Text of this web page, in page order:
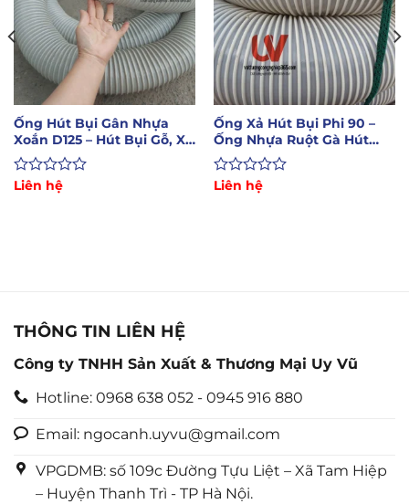
Ống Hút Bụi Gân Nhựa
Xoắn D125 – Hút Bụi Gỗ, Xi
Măng, Mạt Sắt
Được
Liên hệ
Ống Xả Hút Bụi Phi 90 –
Ống Nhựa Ruột Gà Hút
Mạt Cưa, Xi Măng
Được
Liên hệ
THÔNG TIN LIÊN HỆ
Công ty TNHH Sản Xuất & Thương Mại Uy Vũ
Hotline: 0968 638 052 - 0945 916 880
Email: ngocanh.uyvu@gmail.com
VPGDMB: số 109c Đường Tựu Liệt – Xã Tam Hiệp
– Huyện Thanh Trì - TP Hà Nội.